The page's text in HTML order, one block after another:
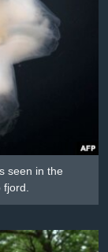
seen in the
fjord.